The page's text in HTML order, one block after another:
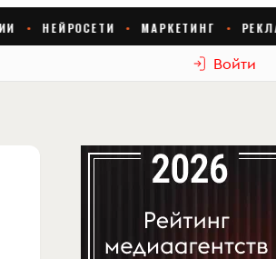
Войти